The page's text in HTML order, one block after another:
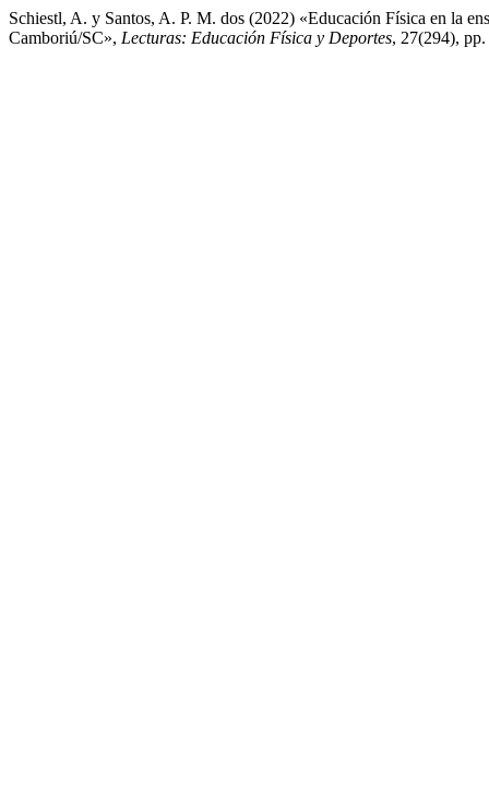
Schiestl, A. y Santos, A. P. M. dos (2022) «Educación Física en la
Camboriú/SC», Lecturas: Educación Física y Deportes, 27(294),